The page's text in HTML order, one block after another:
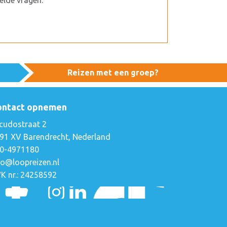
Reizen met een groep?
opnemen
2
XV Barendrecht, Nederland
4971180
nr.: 24258592